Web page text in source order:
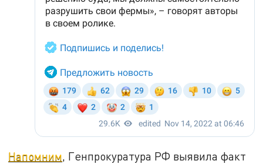
Напомним, Генпрокуратура РФ выявила факт